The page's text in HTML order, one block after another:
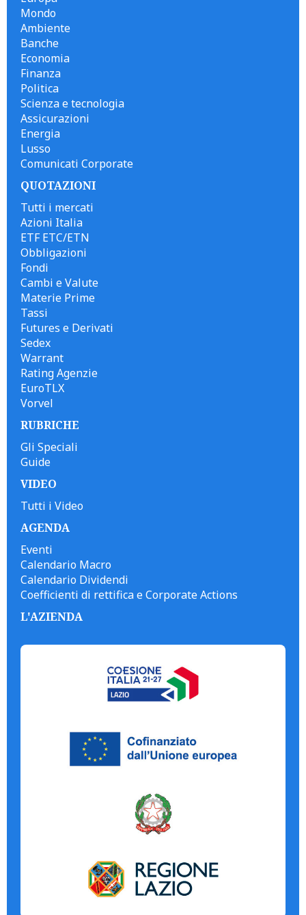
Mondo
Ambiente
Banche
Economia
Finanza
Politica
Scienza e tecnologia
Assicurazioni
Energia
Lusso
Comunicati Corporate
QUOTAZIONI
Tutti i mercati
Azioni Italia
ETF ETC/ETN
Obbligazioni
Fondi
Cambi e Valute
Materie Prime
Tassi
Futures e Derivati
Sedex
Warrant
Rating Agenzie
EuroTLX
Vorvel
RUBRICHE
Gli Speciali
Guide
VIDEO
Tutti i Video
AGENDA
Eventi
Calendario Macro
Calendario Dividendi
Coefficienti di rettifica e Corporate Actions
L'AZIENDA